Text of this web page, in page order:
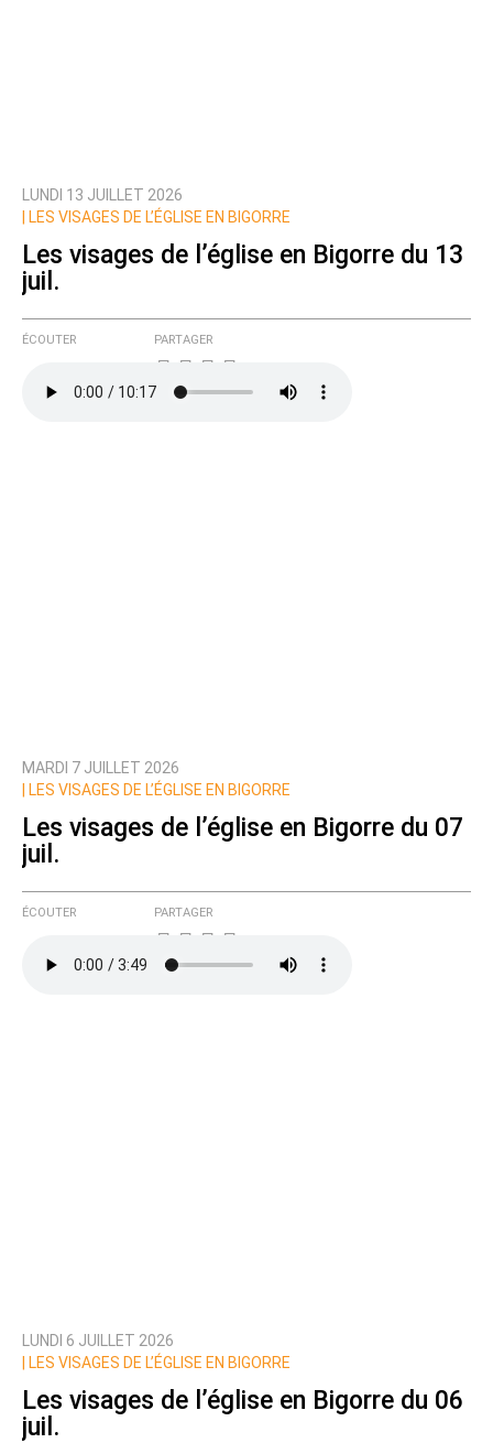
LUNDI 13 JUILLET 2026
LES VISAGES DE L’ÉGLISE EN BIGORRE
Les visages de l’église en Bigorre du 13
juil.
ÉCOUTER PARTAGER
MARDI 7 JUILLET 2026
LES VISAGES DE L’ÉGLISE EN BIGORRE
Les visages de l’église en Bigorre du 07
juil.
ÉCOUTER PARTAGER
LUNDI 6 JUILLET 2026
LES VISAGES DE L’ÉGLISE EN BIGORRE
Les visages de l’église en Bigorre du 06
juil.